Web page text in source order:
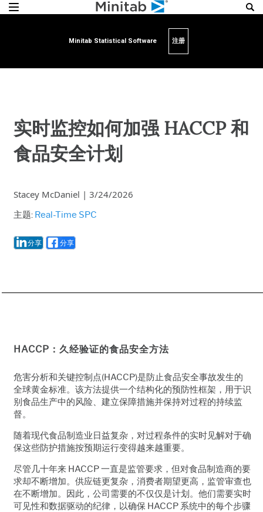
Minitab Statistical Software 注册
实时监控如何加强 HACCP 和
食品安全计划
Stacey McDaniel | 3/24/2026
主题: Real-Time SPC
分享 分享
HACCP：久经验证的食品安全方法
危害分析和关键控制点(HACCP)是防止食品安全事故发生的
全球黄金标准。该方法提供一个结构化的预防性框架，用于识
别食品生产中的风险、建立保障措施并保持对过程的持续监
督。
随着现代食品制造业日益复杂，对过程条件的实时见解对于确
保这些防护措施按预期运行变得越来越重要。
尽管几十年来 HACCP 一直是监管要求，但对食品制造商的要
求却不断增加。供应链更复杂，消费者期望更高，监管审查也
在不断增加。因此，公司需要的不仅仅是计划。他们需要实时
可见性和数据驱动的纪律，以确保 HACCP 系统中的每个步骤